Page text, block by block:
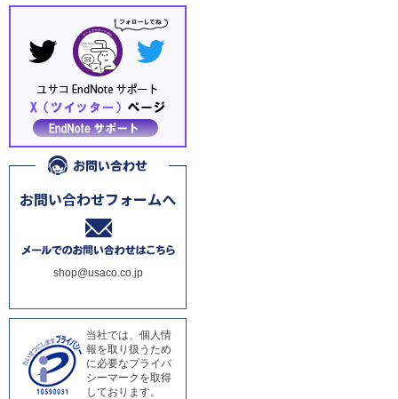
shop@usaco.co.jp
当社では、個人情
報を取り扱うため
に必要なプライバ
シーマークを取得
しております。